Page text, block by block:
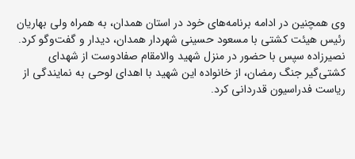
وی همچنین در ادامه برنامه‌های خود در استان همدان، به همراه ولی بهاریان
رئیس هیئت کشتی با مسعود حسینی شهردار همدان، دیدار و گفت‌وگو کرد.
نصیرزاده سپس با حضور در منزل شهید والامقام صفادوست از شهدای
کشتی‌گیر جنگ رمضان، از خانواده این شهید با اهدای لوحی به نمایندگی از
ریاست فدراسیون قدردانی کرد.